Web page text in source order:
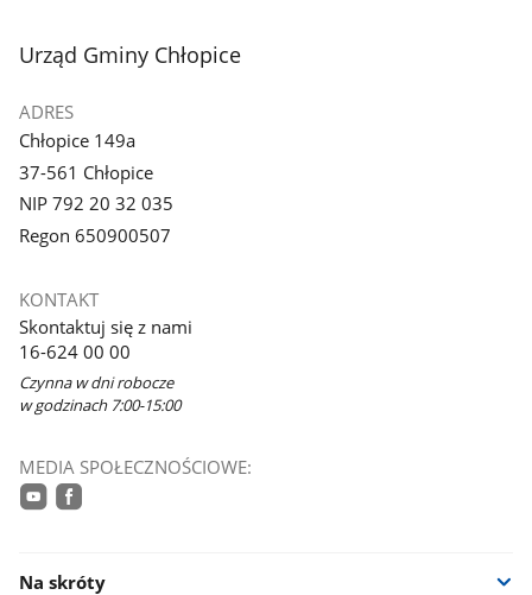
stopka
Urząd Gminy Chłopice
ADRES
Chłopice 149a
37-561 Chłopice
NIP 792 20 32 035
Regon 650900507
KONTAKT
Skontaktuj się z nami
16-624 00 00
Czynna w dni robocze
w godzinach 7:00-15:00
MEDIA SPOŁECZNOŚCIOWE:
Na skróty